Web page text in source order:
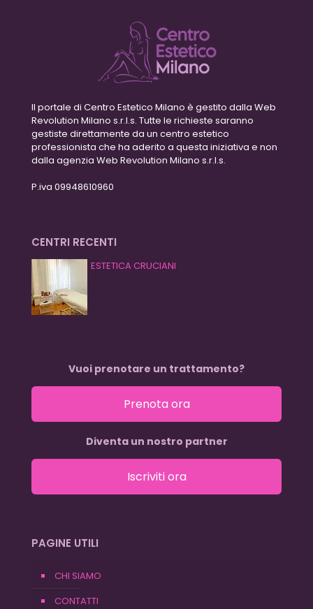
Il portale di Centro Estetico Milano è gestito dalla Web
Revolution Milano s.r.l.s. Tutte le richieste saranno
gestiste direttamente da un centro estetico
professionista che ha aderito a questa iniziativa e non
dalla agenzia Web Revolution Milano s.r.l.s.
P.iva 09948610960
CENTRI RECENTI
ESTETICA CRUCIANI
Vuoi prenotare un trattamento?
Prenota ora
Diventa un nostro partner
Iscriviti ora
PAGINE UTILI
CHI SIAMO
CONTATTI